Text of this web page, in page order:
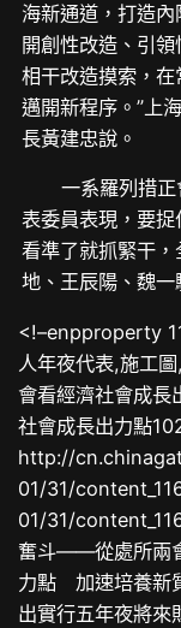
海新通道，打造
開創性改造、引
相干改造摸索，
邁開新程序。”上
長黃建忠說。
一系羅列措
表委員表現，要捉
看準了就抓緊干，
地、王辰陽、魏一
<!–enpproperty
人年夜代表,施工
會看經濟社會成長
社會成長出力點
http://
01/31/
01/31/
奮斗——從處所兩
力點 加速培養新
出實行五年夜將來